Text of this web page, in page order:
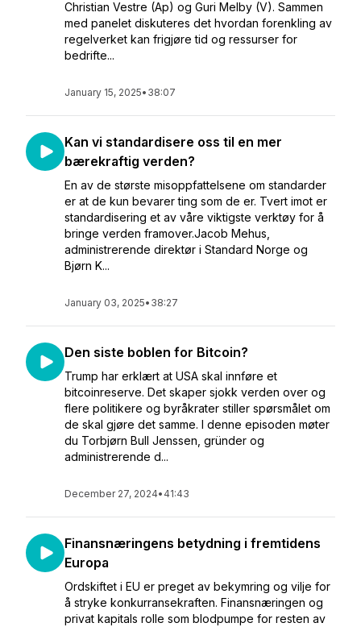
Christian Vestre (Ap) og Guri Melby (V). Sammen
med panelet diskuteres det hvordan forenkling av
regelverket kan frigjøre tid og ressurser for
bedrifte...
January 15, 2025• 38:07
Kan vi standardisere oss til en mer
bærekraftig verden?
En av de største misoppfattelsene om standarder
er at de kun bevarer ting som de er. Tvert imot er
standardisering et av våre viktigste verktøy for å
bringe verden framover.Jacob Mehus,
administrerende direktør i Standard Norge og
Bjørn K...
January 03, 2025• 38:27
Den siste boblen for Bitcoin?
Trump har erklært at USA skal innføre et
bitcoinreserve. Det skaper sjokk verden over og
flere politikere og byråkrater stiller spørsmålet om
de skal gjøre det samme. I denne episoden møter
du Torbjørn Bull Jenssen, gründer og
administrerende d...
December 27, 2024• 41:43
Finansnæringens betydning i fremtidens
Europa
Ordskiftet i EU er preget av bekymring og vilje for
å stryke konkurransekraften. Finansnæringen og
privat kapitals rolle som blodpumpe for resten av